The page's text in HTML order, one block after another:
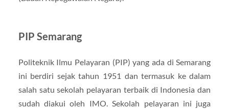
PIP Semarang
Politeknik Ilmu Pelayaran (PIP) yang ada di Semarang
ini berdiri sejak tahun 1951 dan termasuk ke dalam
salah satu sekolah pelayaran terbaik di Indonesia dan
sudah diakui oleh IMO. Sekolah pelayaran ini juga